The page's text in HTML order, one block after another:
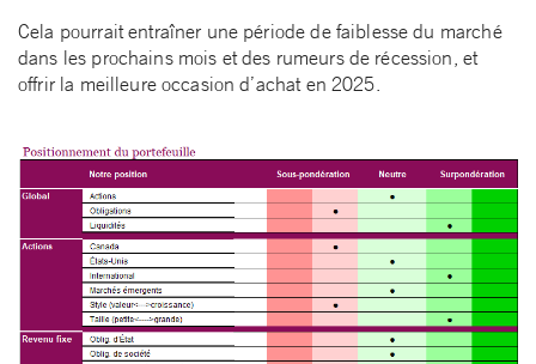
Cela pourrait entraîner une période de faiblesse du marché
dans les prochains mois et des rumeurs de récession, et
offrir la meilleure occasion d’achat en 2025.